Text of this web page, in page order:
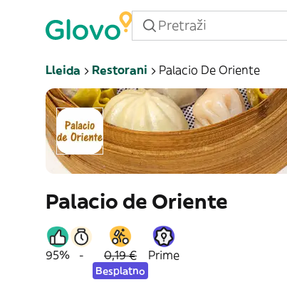
Lleida Restorani Palacio De Oriente
Palacio de Oriente
95% - 0,19 €
Besplatno
Prime